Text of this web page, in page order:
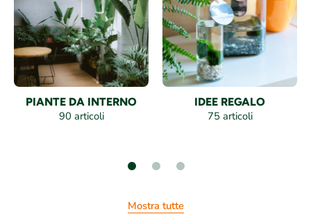
PIANTE DA INTERNO
90 articoli
IDEE REGALO
75 articoli
Mostra tutte